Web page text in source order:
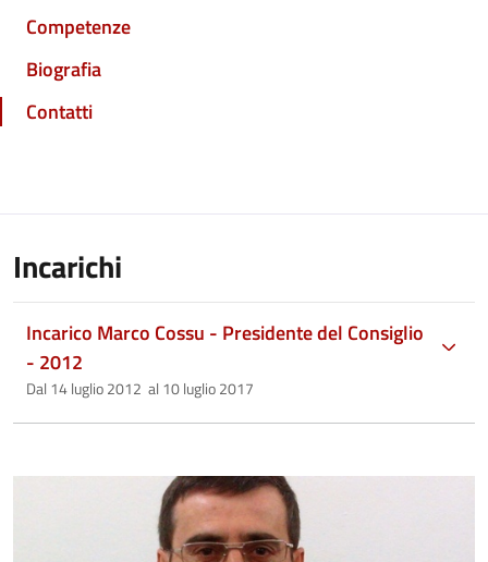
Competenze
Biografia
Contatti
Incarichi
Incarico Marco Cossu - Presidente del Consiglio
- 2012
Dal 14 luglio 2012 al 10 luglio 2017